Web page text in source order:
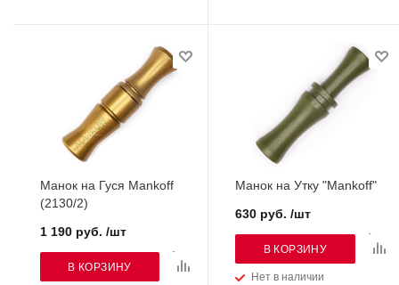
Манок на Гуся Mankoff
(2130/2)
1 190 руб. /шт
В КОРЗИНУ
Манок на Утку "Mankoff"
Нет в наличии
630 руб. /шт
В КОРЗИНУ